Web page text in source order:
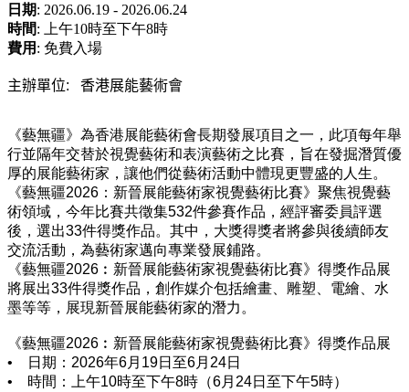
日期: 2026.06.19 - 2026.06.24
時間:
上午10時至下午8時
費用 : 免費入場
主辦單位: 香港展能藝術會
《藝無疆》為香港展能藝術會長期發展項目之一，此項每年舉
行並隔年交替於視覺藝術和表演藝術之比賽，旨在發掘潛質優
厚的展能藝術家，讓他們從藝術活動中體現更豐盛的人生。
《藝無疆2026：新晉展能藝術家視覺藝術比賽》聚焦視覺藝
術領域，今年比賽共徵集532件參賽作品，經評審委員評選
後，選出33件得獎作品。其中，大獎得獎者將參與後續師友
交流活動，為藝術家邁向專業發展鋪路。
《藝無疆2026︰新晉展能藝術家視覺藝術比賽》得獎作品展
將展出33件得獎作品，創作媒介包括繪畫、雕塑、電繪、水
墨等等，展現新晉展能藝術家的潛力。
《藝無疆2026︰新晉展能藝術家視覺藝術比賽》得獎作品展
• 日期：2026年6月19日至6月24日
• 時間：上午10時至下午8時（6月24日至下午5時）